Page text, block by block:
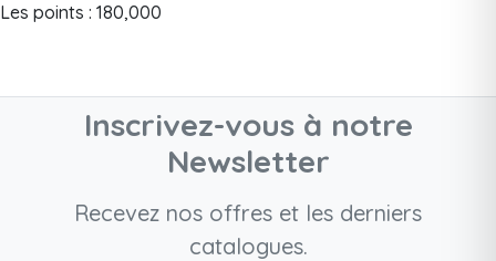
Les points : 180,000
Inscrivez-vous à notre
Newsletter
Recevez nos offres et les derniers
catalogues.